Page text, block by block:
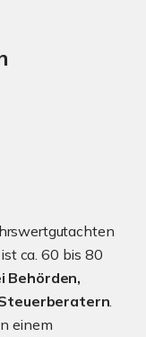
ca. 60 bis 80
Behörden,
einem